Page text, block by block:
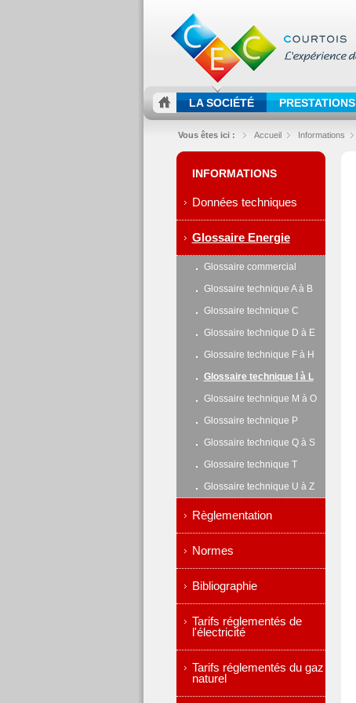
LA SOCIÉTÉ PRESTATIONS
Vous êtes ici : Accueil Informations
INFORMATIONS
Données techniques
Glossaire Energie
Glossaire commercial
Glossaire technique A à B
Glossaire technique C
Glossaire technique D à E
Glossaire technique F à H
Glossaire technique I à L
Glossaire technique M à O
Glossaire technique P
Glossaire technique Q à S
Glossaire technique T
Glossaire technique U à Z
Règlementation
Normes
Bibliographie
Tarifs réglementés de
l'électricité
Tarifs réglementés du gaz
naturel